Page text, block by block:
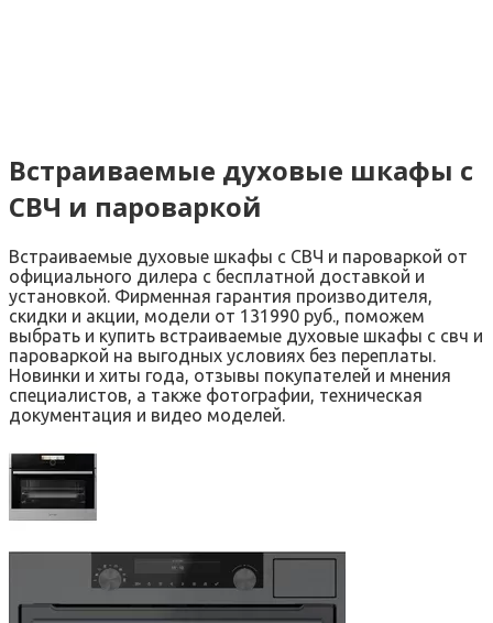
Встраиваемые духовые шкафы с
СВЧ и пароваркой
Встраиваемые духовые шкафы с СВЧ и пароваркой от
официального дилера с бесплатной доставкой и
установкой. Фирменная гарантия производителя,
скидки и акции, модели от 131990 руб., поможем
выбрать и купить встраиваемые духовые шкафы с свч и
пароваркой на выгодных условиях без переплаты.
Новинки и хиты года, отзывы покупателей и мнения
специалистов, а также фотографии, техническая
документация и видео моделей.